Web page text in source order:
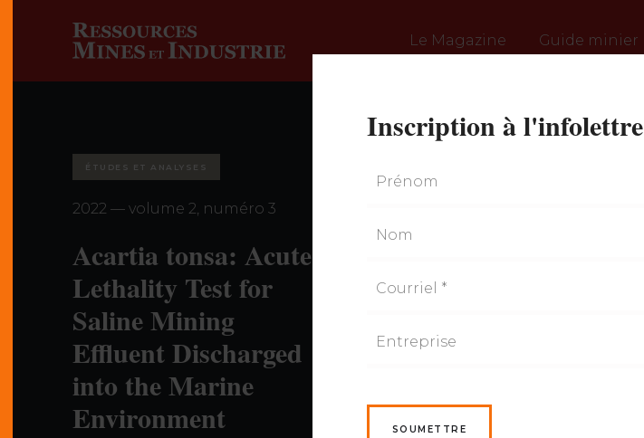
Le Magazine Guide minier
ÉTUDES ET ANALYSES
2022 — volume 2, numéro 3
Acartia tonsa: Acute
Lethality Test for
Saline Mining
Effluent Discharged
into the Marine
Environment
Inscription à l'infolettre
SOUMETTRE